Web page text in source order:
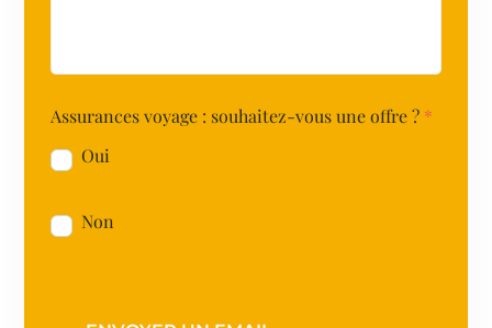
Assurances voyage : souhaitez-vous une offre ? *
Oui
Non